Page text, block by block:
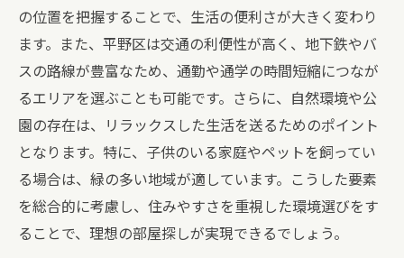
の位置を把握することで、生活の便利さが大きく変わり
ます。また、平野区は交通の利便性が高く、地下鉄やバ
スの路線が豊富なため、通勤や通学の時間短縮につなが
るエリアを選ぶことも可能です。さらに、自然環境や公
園の存在は、リラックスした生活を送るためのポイント
となります。特に、子供のいる家庭やペットを飼ってい
る場合は、緑の多い地域が適しています。こうした要素
を総合的に考慮し、住みやすさを重視した環境選びをす
ることで、理想の部屋探しが実現できるでしょう。